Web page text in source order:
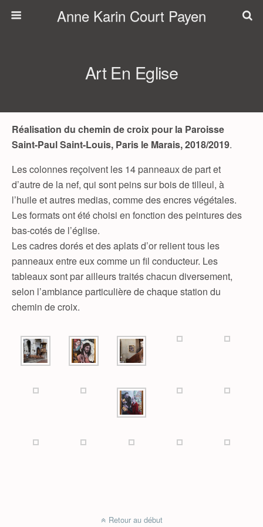
Anne Karin Court Payen
Art En Eglise
Réalisation du chemin de croix pour la Paroisse
Saint-Paul Saint-Louis, Paris le Marais, 2018/2019.
Les colonnes reçoivent les 14 panneaux de part et
d’autre de la nef, qui sont peins sur bois de tilleul, à
l’huile et autres medias, comme des encres végétales.
Les formats ont été choisi en fonction des peintures des
bas-cotés de l’église.
Les cadres dorés et des aplats d’or relient tous les
panneaux entre eux comme un fil conducteur. Les
tableaux sont par ailleurs traités chacun diversement,
selon l’ambiance particulière de chaque station du
chemin de croix.
Retour au début